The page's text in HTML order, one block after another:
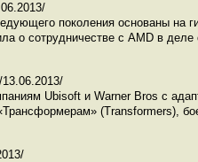
поколения основаны на
о сотрудничестве с AMD в деле
/13.06.2013/
Ubisoft и Warner Bros с
(Transformers),